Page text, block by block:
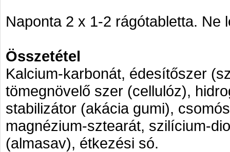
Naponta 2 x 1-2 rágótabletta. Ne
Összetétel
Kalcium-karbonát, édesítőszer
tömegnövelő szer (cellulóz),
stabilizátor (akácia gumi),
magnézium-sztearát, szilícium-
(almasav), étkezési só.